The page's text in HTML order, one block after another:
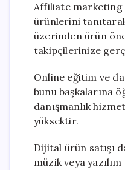
Affiliate marketing
ürünlerini tanıtarak
üzerinden ürün
takipçilerinize
Online eğitim ve
bunu başkalarına
danışmanlık
yüksektir.
Dijital ürün satışı
müzik veya